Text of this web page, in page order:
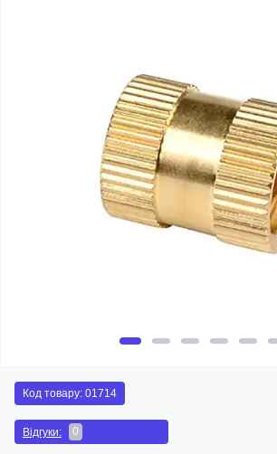
Код товару:01714
Відгуки: 0